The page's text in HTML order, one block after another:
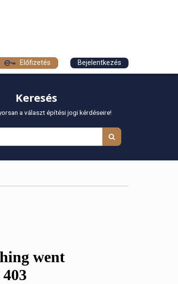
Előfizetés Bejelentkezés
Keresés
a választ építési jogi kérdéseire!